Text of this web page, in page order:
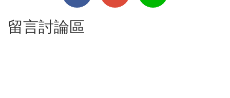
留言討論區